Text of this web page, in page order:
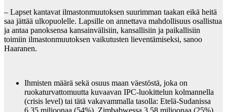
– Lapset kantavat ilmastonmuutoksen suurimman taakan eikä heitä
saa jättää ulkopuolelle. Lapsille on annettava mahdollisuus osallistua
ja antaa panoksensa kansainvälisiin, kansallisiin ja paikallisiin
toimiin ilmastonmuutoksen vaikutusten lieventämiseksi, sanoo
Haaranen.
Ihmisten määrä sekä osuus maan väestöstä, joka on
ruokaturvattomuutta kuvaavan IPC-luokittelun kolmannella
(crisis level) tai tätä vakavammalla tasolla: Etelä-Sudanissa